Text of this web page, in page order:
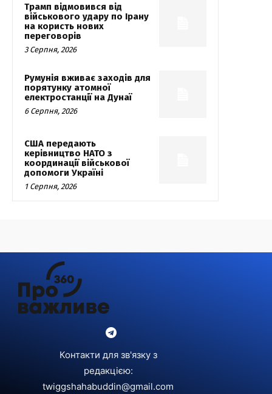
Трамп відмовився від
військового удару по Ірану
на користь нових
переговорів
3 Серпня, 2026
Румунія вживає заходів для
порятунку атомної
електростанції на Дунаї
6 Серпня, 2026
США передають
керівництво НАТО з
координації військової
допомоги Україні
1 Серпня, 2026
Контакти для зв'язку з
редакцією:
twiggshahabuddin@gmail.com